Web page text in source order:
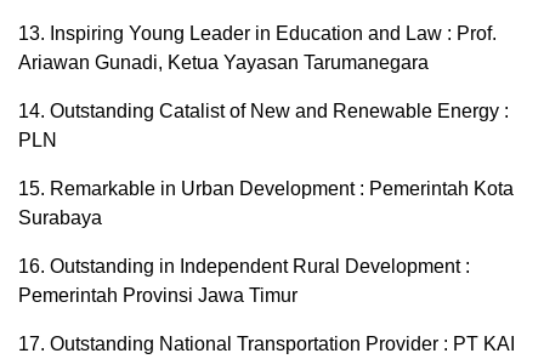
13. Inspiring Young Leader in Education and Law : Prof.
Ariawan Gunadi, Ketua Yayasan Tarumanegara
14. Outstanding Catalist of New and Renewable Energy :
PLN
15. Remarkable in Urban Development : Pemerintah Kota
Surabaya
16. Outstanding in Independent Rural Development :
Pemerintah Provinsi Jawa Timur
17. Outstanding National Transportation Provider : PT KAI